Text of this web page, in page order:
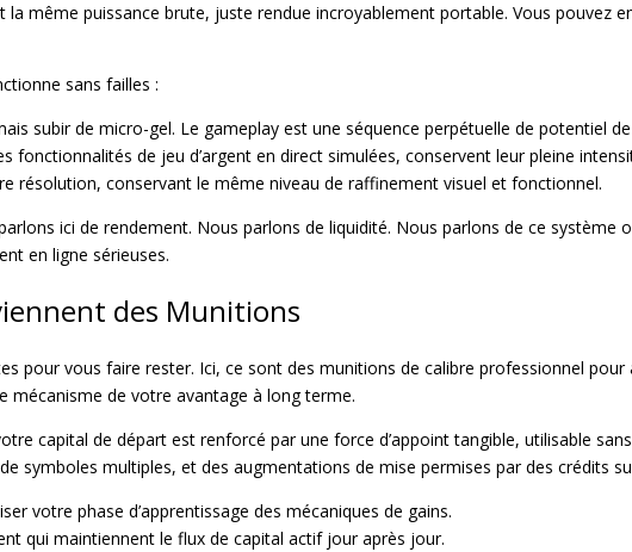
la même puissance brute, juste rendue incroyablement portable. Vous pouvez
sans failles :
subir de micro-gel. Le gameplay est une séquence perpétuelle de potentiel
fonctionnalités de jeu d’argent en direct simulées, conservent leur pleine
résolution, conservant le même niveau de raffinement visuel et fonctionnel.
ici de rendement. Nous parlons de liquidité. Nous parlons de ce
en ligne sérieuses.
des Munitions
pour vous faire rester. Ici, ce sont des munitions de calibre professionnel
mécanisme de votre avantage à long terme.
capital de départ est renforcé par une force d’appoint tangible, utilisable
symboles multiples, et des augmentations de mise permises par des crédits
votre phase d’apprentissage des mécaniques de gains.
qui maintiennent le flux de capital actif jour après jour.